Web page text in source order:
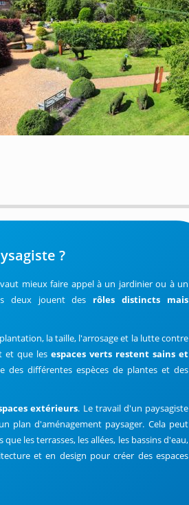
?
mieux faire appel à un jardinier ou à un
deux jouent des rôles distincts mais
la taille, l'arrosage et la lutte contre
et que lesespaces verts restent sains et
des différentes espèces de plantes et des
extérieurs. Le travail d'un paysagiste
plan d'aménagement paysager. Cela peut
que les terrasses, les allées, les bassins d'eau,
et en design pour créer des espaces